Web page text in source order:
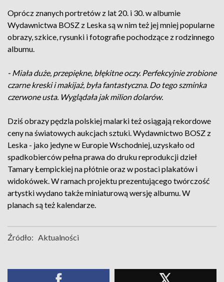
Oprócz znanych portretów z lat 20. i 30. w albumie
Wydawnictwa BOSZ z Leska są w nim też jej mniej popularne
obrazy, szkice, rysunki i fotografie pochodzące z rodzinnego
albumu.
- Miała duże, przepiękne, błękitne oczy. Perfekcyjnie zrobione
czarne kreski i makijaż, była fantastyczna. Do tego szminka
czerwone usta. Wyglądała jak milion dolarów.
Dziś obrazy pędzla polskiej malarki też osiągają rekordowe
ceny na światowych aukcjach sztuki. Wydawnictwo BOSZ z
Leska - jako jedyne w Europie Wschodniej, uzyskało od
spadkobierców pełna prawa do druku reprodukcji dzieł
Tamary Łempickiej na płótnie oraz w postaci plakatów i
widokówek. W ramach projektu prezentującego twórczość
artystki wydano także miniaturową wersję albumu. W
planach są też kalendarze.
Źródło: Aktualności